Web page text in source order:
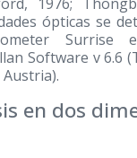
ópticas se
Surrise
Software v 6.6
en dos